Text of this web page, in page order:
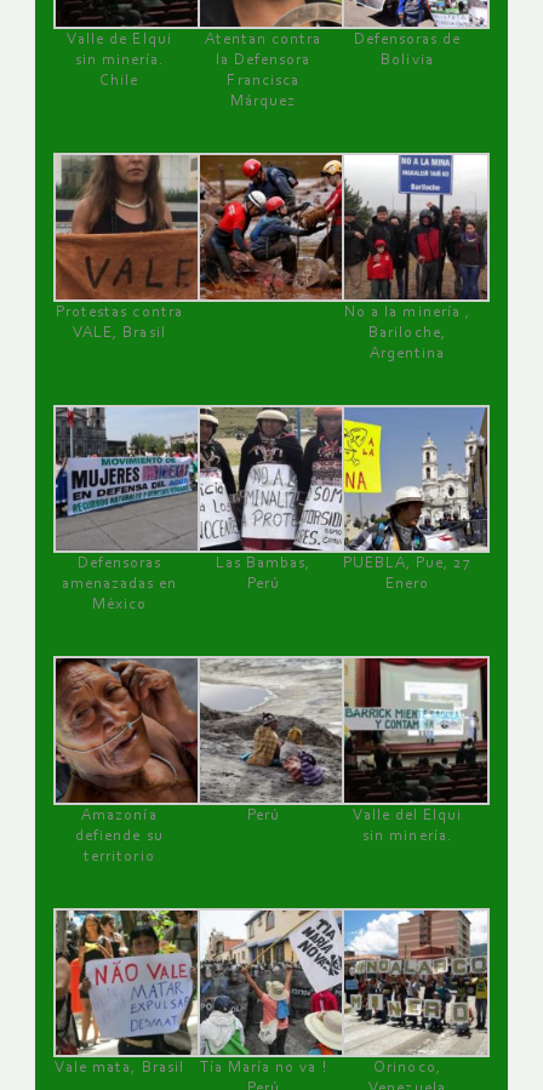
Valle de Elqui
sin minería.
Chile
Atentan contra
la Defensora
Francisca
Márquez
Defensoras de
Bolivia
Protestas contra
VALE, Brasil
No a la minería ,
Bariloche,
Argentina
Defensoras
amenazadas en
México
Las Bambas,
Perú
PUEBLA, Pue, 27
Enero
Amazonía
defiende su
territorio
Perú
Valle del Elqui
sin minería.
Vale mata, Brasil
Tía María no va !
Orinoco,